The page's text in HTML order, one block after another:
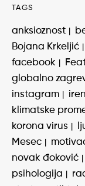
TAGS
anksioznost
Bojana Krkeljić
facebook
globalno
instagram
klimatske
korona virus
Mesec
novak đoković
psihologija